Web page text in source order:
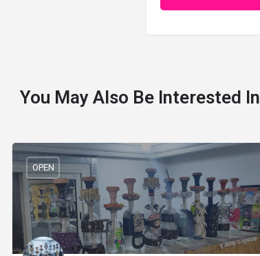
You May Also Be Interested In
OPEN